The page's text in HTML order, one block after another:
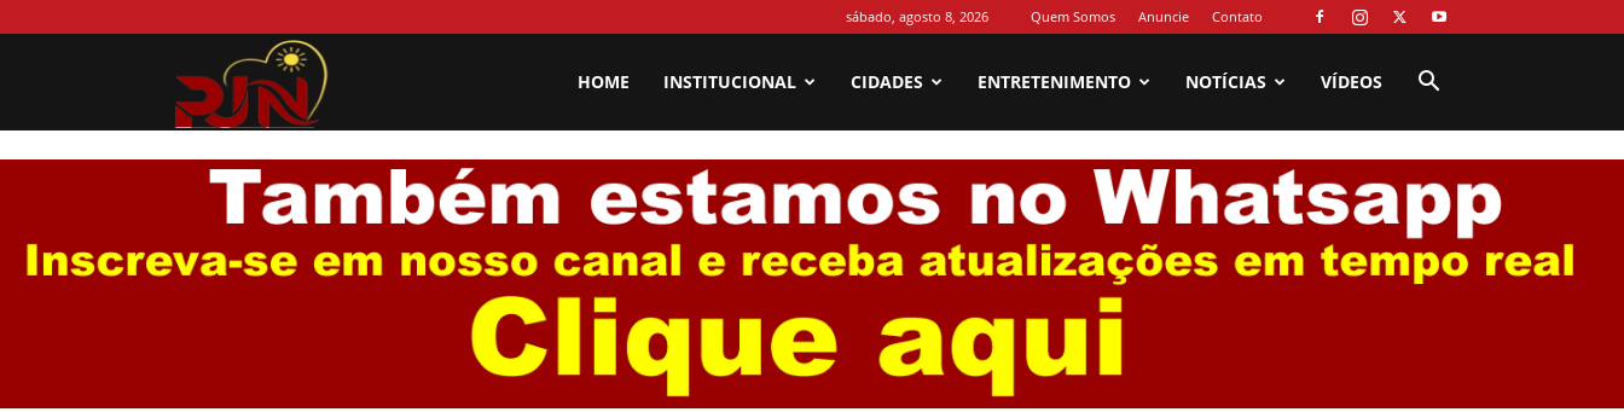
sábado, agosto 8, 2026 Quem Somos Anuncie Contato
Jurema
News
HOME INSTITUCIONAL CIDADES ENTRETENIMENTO NOTÍCIAS VÍDEOS